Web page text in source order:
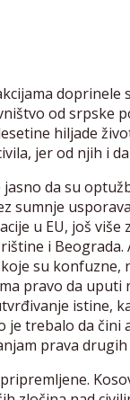
doprinele
od srpske
hiljade
jer od njih i
da su
sumnje
u EU, još
i
su konfuzne,
pravo da uputi
istine,
trebalo da čini
prava